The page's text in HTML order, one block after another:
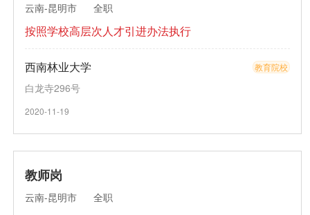
云南-昆明市 全职
按照学校高层次人才引进办法执行
西南林业大学 教育院校
白龙寺296号
2020-11-19
教师岗
云南-昆明市 全职